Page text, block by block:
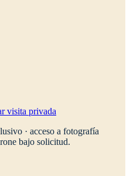
visita privada
· acceso a fotografía
bajo solicitud.